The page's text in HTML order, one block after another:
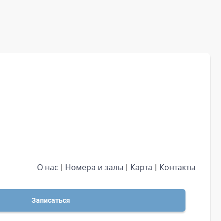
О нас Номера и залы Карта Контакты
Записаться